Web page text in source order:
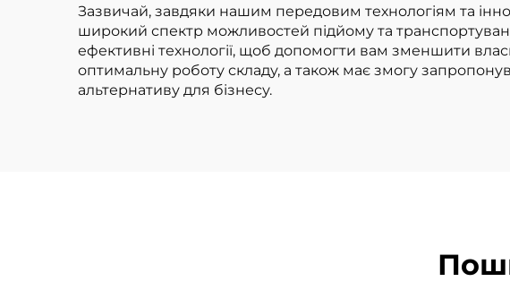
Зазвичай, завдяки нашим передовим технологіям та
широкий спектр можливостей підйому та
ефективні технології, щоб допомогти вам зменшити
оптимальну роботу складу, а також має змогу
альтернативу для бізнесу.